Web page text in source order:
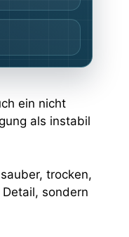
ein nicht
als instabil
trocken,
sondern